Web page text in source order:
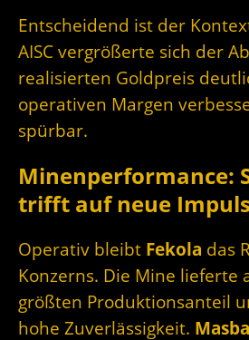
Entscheidend ist der
AISC vergrößerte sich der
realisierten Goldpreis
operativen Margen
spürbar.
Minenperformance:
trifft auf neue
Operativ bleibt Fekola das
Konzerns. Die Mine lieferte
größten Produktionsanteil
hohe Zuverlässigkeit.